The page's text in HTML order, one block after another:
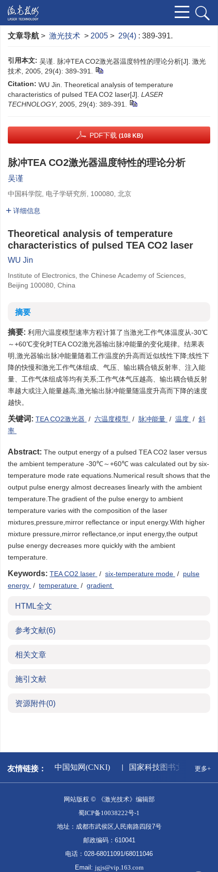
文章导航 > 激光技术 > 2005 > 29(4) : 389-391.
引用本文: 吴谨. 脉冲TEA CO2激光器温度特性的理论分析[J]. 激光
技术, 2005, 29(4): 389-391.
Citation: WU Jin. Theoretical analysis of temperature
characteristics of pulsed TEA CO2 laser[J]. LASER
TECHNOLOGY, 2005, 29(4): 389-391.
PDF下载 (108 KB)
脉冲TEA CO2激光器温度特性的理论分析
吴谨
中国科学院, 电子学研究所, 100080, 北京
详细信息
Theoretical analysis of temperature
characteristics of pulsed TEA CO2 laser
WU Jin
Institute of Electronics, the Chinese Academy of Sciences,
Beijing 100080, China
摘要
摘要: 利用六温度模型速率方程计算了当激光工作气体温度从-30℃
～+60℃变化时TEA CO2激光器输出脉冲能量的变化规律。结果表
明,激光器输出脉冲能量随着工作温度的升高而近似线性下降;线性下
降的快慢和激光工作气体组成、气压、输出耦合镜反射率、注入能
量、工作气体组成等均有关系;工作气体气压越高、输出耦合镜反射
率越大或注入能量越高,激光输出脉冲能量随温度升高而下降的速度
越快。
关键词: TEA CO2激光器 / 六温度模型 / 脉冲能量 / 温度 / 斜
率
Abstract: The output energy of a pulsed TEA CO2 laser versus
the ambient temperature -30℃～+60℃ was calculated out by six-
temperature mode rate equations.Numerical result shows that the
output pulse energy almost decreases linearly with the ambient
temperature.The gradient of the pulse energy to ambient
temperature varies with the composition of the laser
mixtures,pressure,mirror reflectance or input energy.With higher
mixture pressure,mirror reflectance,or input energy,the output
pulse energy decreases more quickly with the ambient
temperature.
Keywords: TEA CO2 laser / six-temperature mode / pulse
energy / temperature / gradient
HTML全文
参考文献(6)
相关文章
施引文献
资源附件(0)
友情链接：
闻出版署 中国知网(CNKI) 国家科技图书文献中心
更多+
网站版权 © 《激光技术》编辑部
蜀ICP备10038222号-1
地址：成都市武侯区人民南路四段7号
邮政编码：610041
电话：028-68011091/68011046
Email: jgjs@vip.163.com